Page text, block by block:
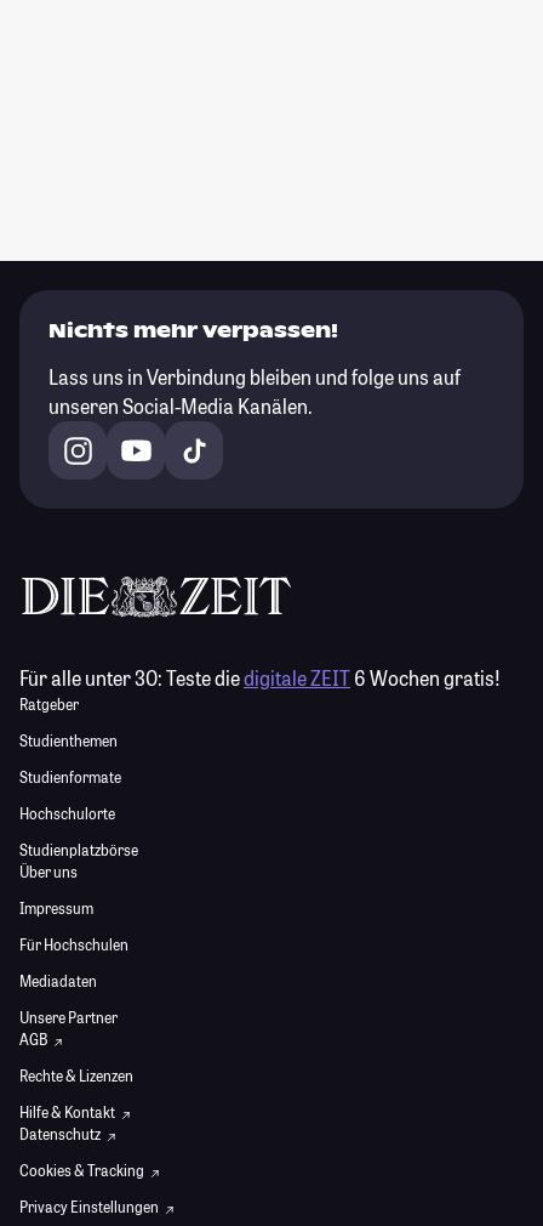
Nichts mehr verpassen!
Lass uns in Verbindung bleiben und folge uns auf
unseren Social-Media Kanälen.
Für alle unter 30:Teste diedigitale ZEIT6 Wochen gratis!
Ratgeber
Studienthemen
Studienformate
Hochschulorte
Studienplatzbörse
Über uns
Impressum
Für Hochschulen
Mediadaten
Unsere Partner
AGB
Rechte & Lizenzen
Hilfe & Kontakt
Datenschutz
Cookies & Tracking
Privacy Einstellungen